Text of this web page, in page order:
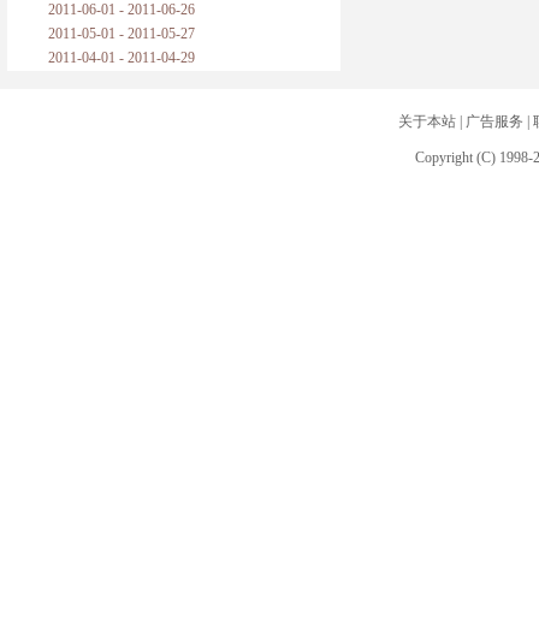
2011-06-01 - 2011-06-26
2011-05-01 - 2011-05-27
2011-04-01 - 2011-04-29
关于本站| 广告服务
Copyright (C) 1998-